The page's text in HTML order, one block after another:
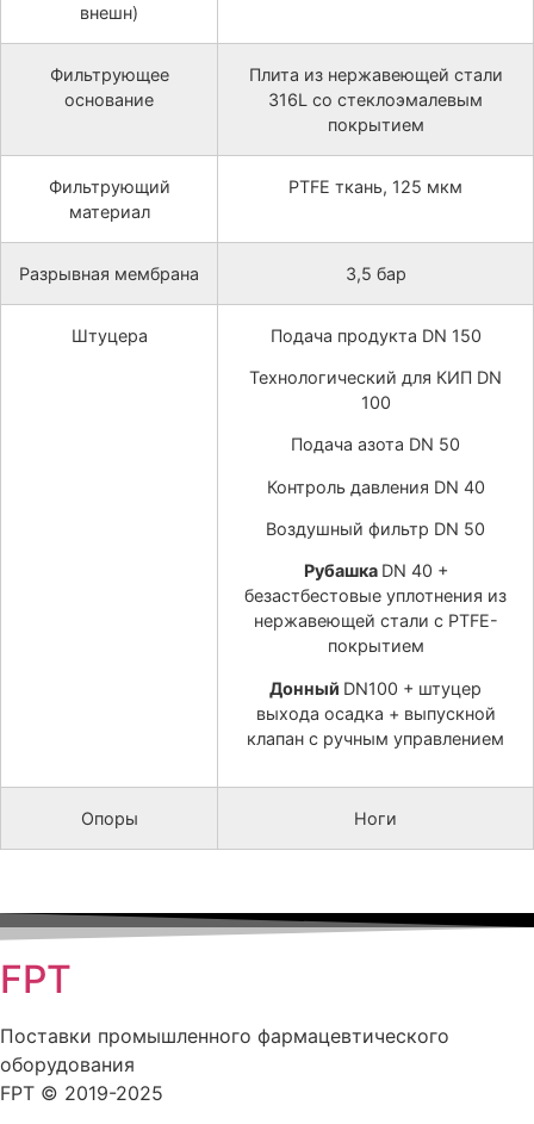
внешн)
Фильтрующее
основание
Плита из нержавеющей стали
316L со стеклоэмалевым
покрытием
Фильтрующий
материал
PTFE ткань, 125 мкм
Разрывная мембрана 3,5 бар
Штуцера Подача продукта DN 150
Технологический для КИП DN
100
Подача азота DN 50
Контроль давления DN 40
Воздушный фильтр DN 50
Рубашка DN 40 +
безастбестовые уплотнения из
нержавеющей стали с PTFE-
покрытием
Донный DN100 + штуцер
выхода осадка + выпускной
клапан с ручным управлением
Опоры Ноги
FPT
Поставки промышленного фармацевтического
оборудования
FPT © 2019-2025